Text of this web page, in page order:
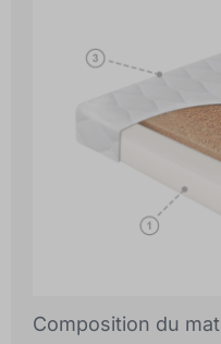
Composition du